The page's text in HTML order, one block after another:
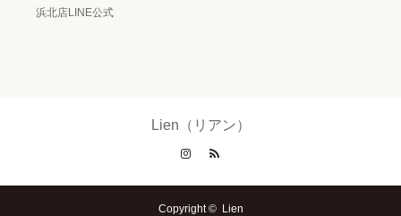
浜北店LINE公式
Lien（リアン）
Instagram
Copyright © Lien